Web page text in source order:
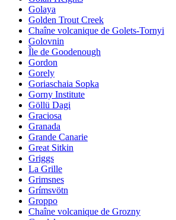
Golaya
Golden Trout Creek
Chaîne volcanique de Golets-Tornyi
Golovnin
Île de Goodenough
Gordon
Gorely
Goriaschaia Sopka
Gorny Institute
Göllü Dagi
Graciosa
Granada
Grande Canarie
Great Sitkin
Griggs
La Grille
Grimsnes
Grímsvötn
Groppo
Chaîne volcanique de Grozny